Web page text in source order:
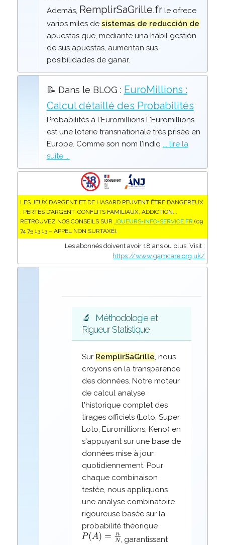
Además, RemplirSaGrille.frle ofrece
varios miles de sistemas de reducción de
apuestas que, mediante una hábil gestión
de sus apuestas, aumentan sus
posibilidades de ganar.
📝 Dans le BLOG : EuroMillions :
Calcul détaillé des Probabilités
Probabilités à l'Euromillions L'Euromillions
est une loterie transnationale très prisée en
Europe. Comme son nom l'indiq ... lire la
suite ...
LES JEUX D’ARGENT ET DE HASARD PEUVENT ÊTRE DANGEREUX
: PERTES D’ARGENT, CONFLITS FAMILIAUX, ADDICTION...
RETROUVEZ NOS CONSEILS SUR JOUEURS-INFO-SERVICE.FR (09
74 75 13 13 – APPEL NON SURTAXÉ).
Les abonnés doivent avoir 18 ans ou plus. Visit :
https://www.gamcare.org.uk/
🔬
Méthodologie et
Rigueur Statistique
Sur RemplirSaGrille, nous
croyons en la transparence
des données. Notre moteur
de calcul analyse
l'historique complet des
tirages officiels (Loto, Super
Loto, Euromillions, Keno) en
s'appuyant sur une base de
données mise à jour
quotidiennement. Pour
chaque combinaison
testée, nous appliquons
une analyse combinatoire
rigoureuse basée sur la
probabilité théorique
, garantissant